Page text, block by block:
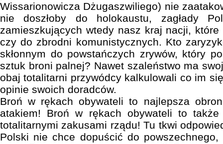
Wissarionowicza Dżugaszwiliego) nie
nie doszłoby do holokaustu, zagłady
zamieszkujących wtedy nasz kraj nacji,
czy do zbrodni komunistycznych. Kto
skłonnym do powstańczych zrywów, który
sztuk broni palnej? Nawet szaleństwo ma
obaj totalitarni przywódcy kalkulowali co im
opinie swoich doradców.
Broń w rękach obywateli to najlepsza
atakiem! Broń w rękach obywateli to
totalitarnymi zakusami rządu! Tu tkwi
Polski nie chce dopuścić do